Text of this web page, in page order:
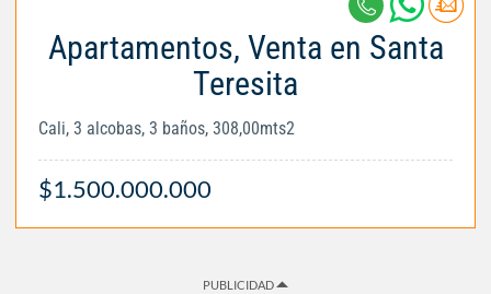
Apartamentos, Venta en Santa
Teresita
Cali, 3 alcobas, 3 baños, 308,00mts2
$1.500.000.000
PUBLICIDAD